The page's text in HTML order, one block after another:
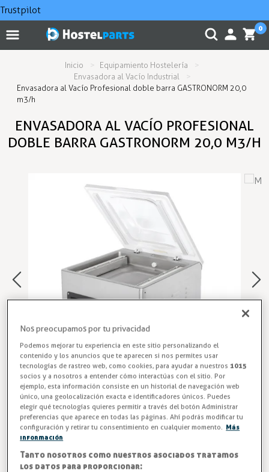
Trustpilot
0
Inicio
Equipamiento Hostelería
Envasadora al Vacío Industrial
Envasadora al Vacío Profesional doble barra GASTRONORM 20,0
m3/h
ENVASADORA AL VACÍO PROFESIONAL
DOBLE BARRA GASTRONORM 20,0 M3/H
Maquina Envasadora de Vacío
Envasadora GASTRONORM ECO con una potencia de 20,0
m3/h. EEV-400. Máquina envasadora de vacío profesional
GASTRONORM de doble barra. Ideal para hostelería,
Nos preocupamos por tu privacidad
Podemos mejorar tu experiencia en este sitio personalizando el
contenido y los anuncios que te aparecen si nos permites usar
tecnologías de rastreo web, como cookies, para ayudar a nuestros 1015
socios y a nosotros a entender cómo interactúas con el sitio. Por
ejemplo, esta información consiste en un historial de navegación web
único, una geolocalización exacta e identificadores únicos. Puedes
elegir qué tecnologías quieres permitir a través del botón Administrar
preferencias que aparece en todas las páginas. Ahí podrás modificar tu
configuración y retirar tu consentimiento en cualquier momento. Más
información
Tanto nosotros como nuestros asociados tratamos
los datos para proporcionar: